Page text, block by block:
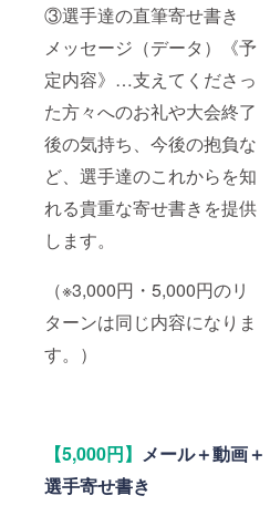
③選手達の直筆寄せ書き
メッセージ（データ）《予
定内容》…支えてくださっ
た方々へのお礼や大会終了
後の気持ち、今後の抱負な
ど、選手達のこれからを知
れる貴重な寄せ書きを提供
します。
（※3,000円・5,000円のリ
ターンは同じ内容になりま
す。）
【5,000円】 メール＋動画＋
選手寄せ書き